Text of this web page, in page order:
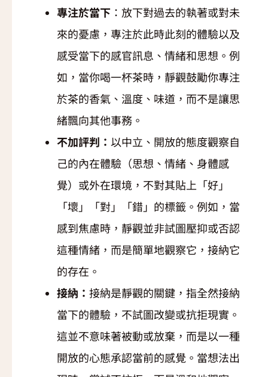
專注於當下 ：放下對過去的執著或對未
來的憂慮，專注於此時此刻的體驗以及
感受當下的感官訊息、情緒和思想。例
如，當你喝一杯茶時，靜觀鼓勵你專注
於茶的香氣、溫度、味道，而不是讓思
緒飄向其他事務。
不加評判： 以中立、開放的態度觀察自
己的內在體驗（思想、情緒、身體感
覺）或外在環境，不對其貼上「好」
「壞」「對」「錯」的標籤。例如，當
感到焦慮時，靜觀並非試圖壓抑或否認
這種情緒，而是簡單地觀察它，接納它
的存在。
接納： 接納是靜觀的關鍵，指全然接納
當下的體驗，不試圖改變或抗拒現實。
這並不意味著被動或放棄，而是以一種
開放的心態承認當前的感覺。當想法出